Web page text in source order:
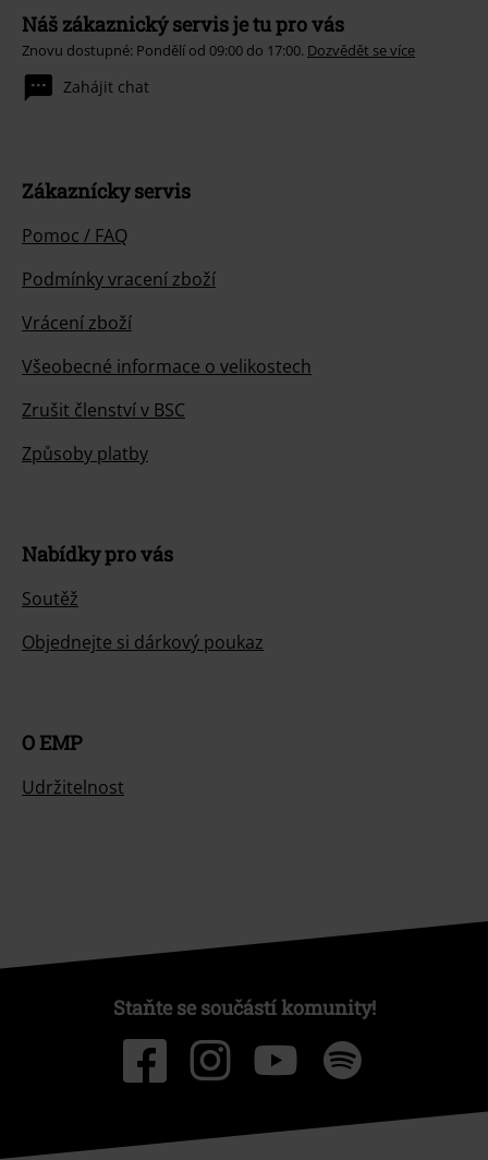
Náš zákaznický servis je tu pro vás
Znovu dostupné: Pondělí od 09:00 do 17:00. Dozvědět se více
Zahájit chat
Zákaznícky servis
Pomoc / FAQ
Podmínky vracení zboží
Vrácení zboží
Všeobecné informace o velikostech
Zrušit členství v BSC
Způsoby platby
Nabídky pro vás
Soutěž
Objednejte si dárkový poukaz
O EMP
Udržitelnost
Staňte se součástí komunity!